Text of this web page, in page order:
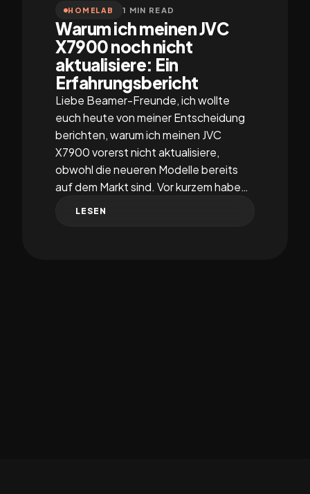
HOMELAB 1 MIN READ
Warum ich meinen JVC
X7900 noch nicht
aktualisiere: Ein
Erfahrungsbericht
Liebe Beamer-Freunde, ich wollte
euch heute von meiner Entscheidung
berichten, warum ich meinen JVC
X7900 vorerst nicht aktualisiere,
obwohl die neueren Modelle bereits
auf dem Markt sind. Vor kurzem habe…
LESEN